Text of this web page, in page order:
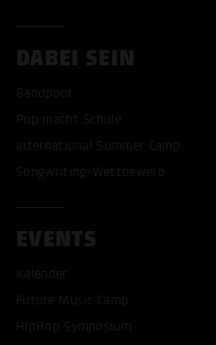
DABEI SEIN
Bandpool
Pop macht Schule
International Summer Camp
Songwriting-Wettbewerb
EVENTS
Kalender
Future Music Camp
HipHop Symposium